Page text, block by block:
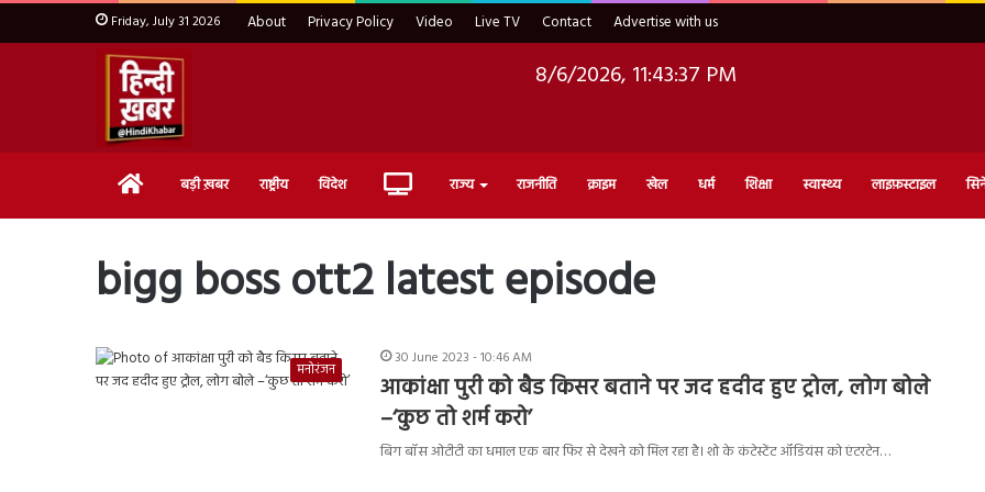
Friday, July 31 2026 About Privacy Policy Video Live TV Contact Advertise with us
8/6/2026, 11:43:38 PM
Home बड़ी ख़बर राष्ट्रीय विदेश Live राज्य राजनीति क्राइम खेल धर्म शिक्षा स्वास्थ्य लाइफ़स्टाइल
bigg boss ott2 latest episode
मनोरंजन
30 June 2023 - 10:46 AM
आकांक्षा पुरी को बैड किसर बताने पर जद हदीद हुए ट्रोल, लोग बोले
–‘कुछ तो शर्म करो’
बिग बॉस ओटीटी का धमाल एक बार फिर से देखने को मिल रहा है। शो के कंटेस्टेंट ऑडियंस को एंटरटेन…